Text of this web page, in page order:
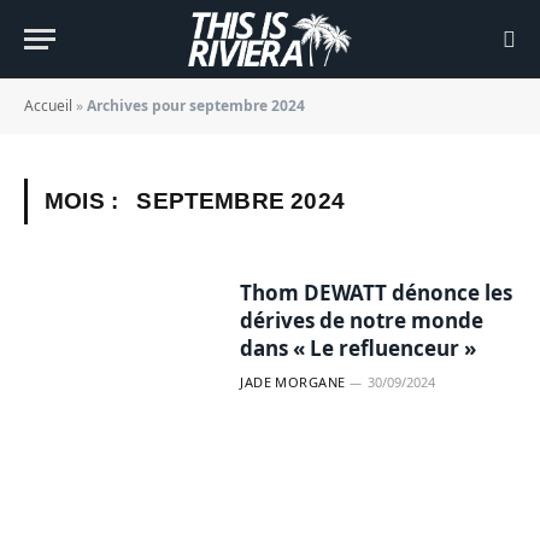
Accueil »Archives pour septembre 2024
MOIS : SEPTEMBRE 2024
Thom DEWATT dénonce les
dérives de notre monde
dans « Le refluenceur »
JADE MORGANE 30/09/2024